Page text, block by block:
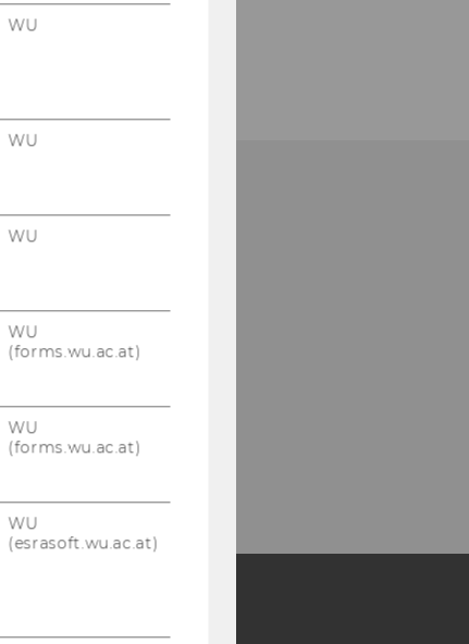
WU
WU
WU
WU
(forms.wu.ac.at)
WU
(forms.wu.ac.at)
WU
(esrasoft.wu.ac.at)